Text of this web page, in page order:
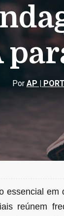
Por AP |
essencial
reúnem